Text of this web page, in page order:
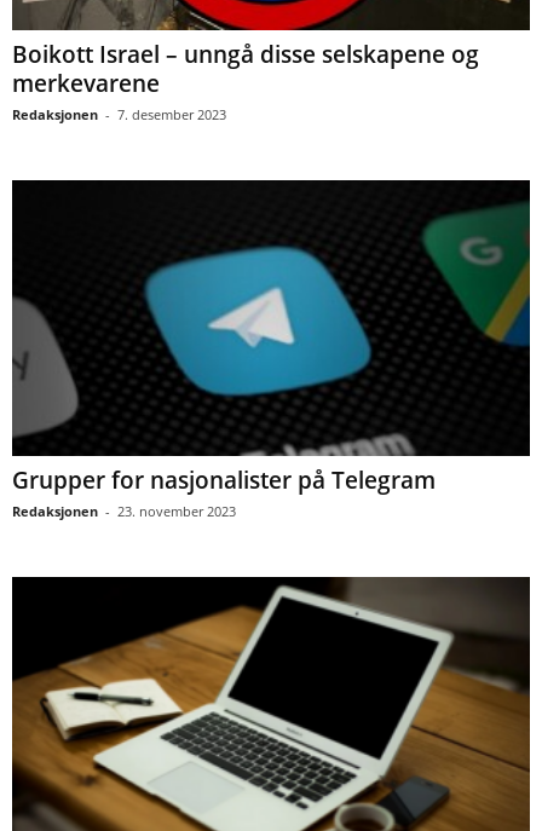
Boikott Israel – unngå disse selskapene og
merkevarene
Redaksjonen - 7. desember 2023
Grupper for nasjonalister på Telegram
Redaksjonen - 23. november 2023